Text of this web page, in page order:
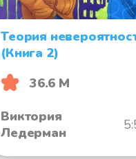
Теория
(Книга 2)
36.6 М
Виктория
Ледерман